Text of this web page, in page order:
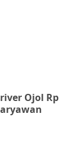
Ojol Rp